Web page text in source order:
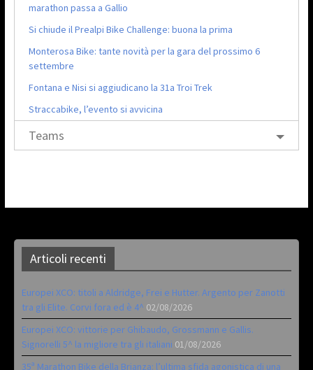
marathon passa a Gallio
Si chiude il Prealpi Bike Challenge: buona la prima
Monterosa Bike: tante novità per la gara del prossimo 6
settembre
Fontana e Nisi si aggiudicano la 31a Troi Trek
Straccabike, l’evento si avvicina
Teams
Articoli recenti
Europei XCO: titoli a Aldridge, Frei e Hutter. Argento per Zanotti
tra gli Elite. Corvi fora ed è 4^ 02/08/2026
Europei XCO: vittorie per Ghibaudo, Grossmann e Gallis.
Signorelli 5^ la migliore tra gli italiani 01/08/2026
35ª Marathon Bike della Brianza: l’ultima sfida agonistica di una